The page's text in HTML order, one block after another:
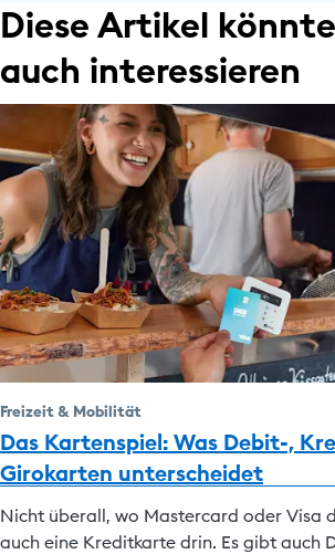
Diese Artikel
auch interessieren
Freizeit & Mobilität
Das Kartenspiel: Was Debit-,
Girokarten unterscheidet
Nicht überall, wo Mastercard oder Visa
auch eine Kreditkarte drin. Es gibt auch